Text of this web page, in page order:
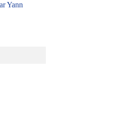
Yann